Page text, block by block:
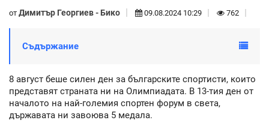
от Димитър Георгиев - Бико 09.08.2024 10:29 762
Съдържание
8 август беше силен ден за българските спортисти, които
представят страната ни на Олимпиадата. В 13-тия ден от
началото на най-големия спортен форум в света,
държавата ни завоюва 5 медала.